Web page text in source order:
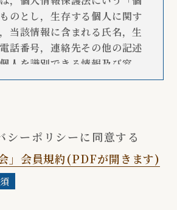
のとし，生存する個人に関す
当該情報に含まれる氏名，生
話番号，連絡先その他の記述
人を識別できる情報及び容
かかるデータ，及び健康保険
情報（個人識別情報）を指し
ユーザーが利用登録をする際に
住所，電話番号，メールアド
号，クレジットカード番号，
どの個人情報をお尋ねするこ
た，ユーザーと提携先などと
シーポリシーに同意する
」会員規約(PDFが開きます)